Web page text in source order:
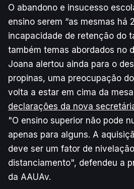
O abandono e insucesso
ensino serem “as mesmas há
incapacidade de retenção do
também temas abordados no
Joana alertou ainda para o
propinas, uma preocupação
volta a estar em cima da
declarações da nova
"O ensino superior não pode
apenas para alguns. A
deve ser um fator de
distanciamento", defendeu a
da AAUAv.